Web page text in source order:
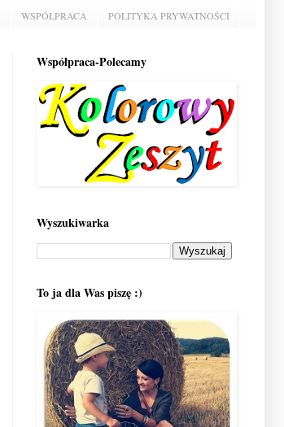
WSPÓŁPRACA POLITYKA PRYWATNOŚCI
Współpraca-Polecamy
Wyszukiwarka
To ja dla Was piszę :)